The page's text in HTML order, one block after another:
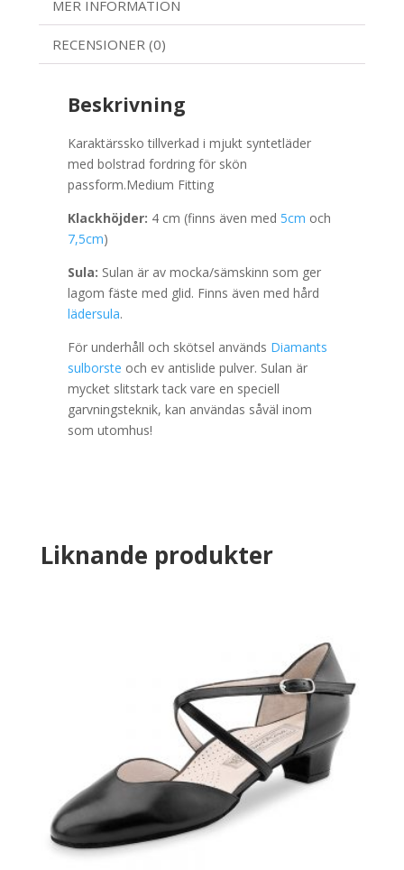
MER INFORMATION
RECENSIONER (0)
Beskrivning
Karaktärssko tillverkad i mjukt syntetläder
med bolstrad fordring för skön
passform.Medium Fitting
Klackhöjder: 4 cm (finns även med 5cm och
7,5cm)
Sula: Sulan är av mocka/sämskinn som ger
lagom fäste med glid. Finns även med hård
lädersula.
För underhåll och skötsel används Diamants
sulborste och ev antislide pulver. Sulan är
mycket slitstark tack vare en speciell
garvningsteknik, kan användas såväl inom
som utomhus!
Liknande produkter